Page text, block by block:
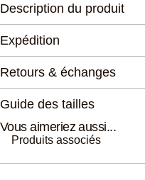
Description du produit
Expédition
Retours & échanges
Guide des tailles
Vous aimeriez aussi...
Produits associés